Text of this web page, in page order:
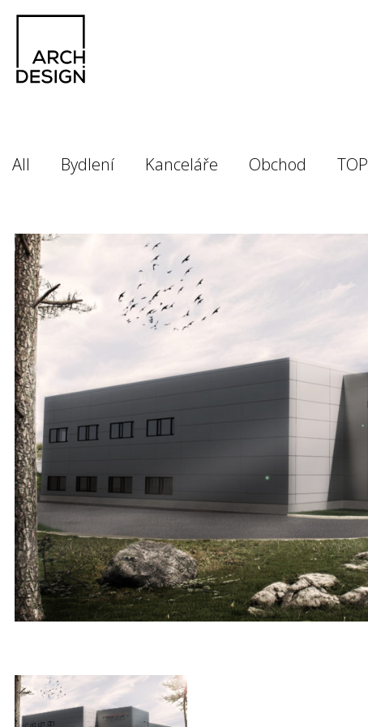
All Bydlení Kanceláře Obchod TOP